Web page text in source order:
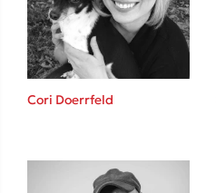
Cori Doerrfeld